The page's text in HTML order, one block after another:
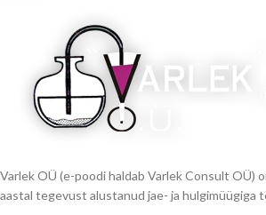
Varlek OÜ (e-poodi haldab Varlek Consult OÜ)
aastal tegevust alustanud jae- ja hulgimüügiga